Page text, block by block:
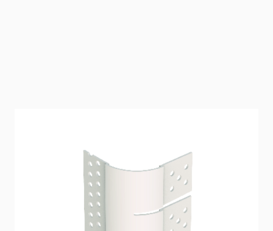
sèches (tête ronde, R = 19 mm)
Profilé d’arête en PVC incisé d’un côté pour enduire les
arêtes de plaques de plâtre. Pour la réalisation de
constructions en plaques de plâtre incurvées. Les bords de
la plaque de plâtre doivent être chanfreinés.